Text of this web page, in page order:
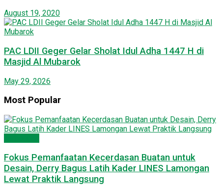
August 19, 2020
PAC LDII Geger Gelar Sholat Idul Adha 1447 H di
Masjid Al Mubarok
May 29, 2026
Most Popular
Fokus Pemanfaatan Kecerdasan Buatan untuk
Desain, Derry Bagus Latih Kader LINES Lamongan
Lewat Praktik Langsung